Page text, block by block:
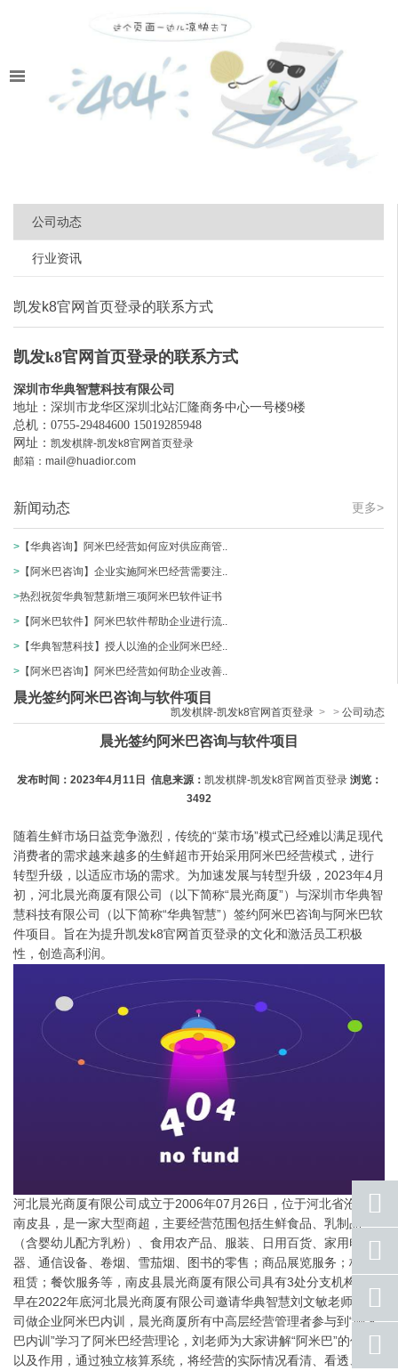
公司动态
行业资讯
凯发k8官网首页登录的联系方式
凯发k8官网首页登录的联系方式
深圳市华典智慧科技有限公司
地址：深圳市龙华区深圳北站汇隆商务中心一号楼9楼
总机：0755-29484600 15019285948
网址： 凯发棋牌-凯发k8官网首页登录
邮箱： mail@huadior.com
更多>
新闻动态
> 【华典咨询】阿米巴经营如何应对供应商管..
> 【阿米巴咨询】企业实施阿米巴经营需要注..
>热烈祝贺华典智慧新增三项阿米巴软件证书
> 【阿米巴软件】阿米巴软件帮助企业进行流..
> 【华典智慧科技】授人以渔的企业阿米巴经..
> 【阿米巴咨询】阿米巴经营如何助企业改善..
晨光签约阿米巴咨询与软件项目
凯发棋牌-凯发k8官网首页登录 > > 公司动态
晨光签约阿米巴咨询与软件项目
发布时间：2023年4月11日 信息来源： 凯发棋牌-凯发k8官网首页登录浏览：
3492
随着生鲜市场日益竞争激烈，传统的“菜市场”模式已经难以满足现代
消费者的需求越来越多的生鲜超市开始采用阿米巴经营模式，进行
转型升级，以适应市场的需求。 为加速发展与转型升级，2023年4月
初，河北晨光商厦有限公司（以下简称“晨光商厦”）与深圳市华典智
慧科技有限公司（以下简称“华典智慧”）签约阿米巴咨询与阿米巴软
件项目。旨在为提升凯发k8官网首页登录的文化和激活员工积极
性，创造高利润。
河北晨光商厦有限公司成立于2006年07月26日，位于河北省沧州市
南皮县，是一家大型商超，主要经营范围包括生鲜食品、乳制品
（含婴幼儿配方乳粉）、食用农产品、服装、日用百货、家用电
器、通信设备、卷烟、雪茄烟、图书的零售；商品展览服务；柜台
租赁；餐饮服务等，南皮县晨光商厦有限公司具有3处分支机构。
早在2022年底河北晨光商厦有限公司邀请华典智慧刘文敏老师去公
司做企业阿米巴内训，晨光商厦所有中高层经营管理者参与到“阿米
巴内训”学习了阿米巴经营理论，刘老师为大家讲解“阿米巴”的优势
以及作用，通过独立核算系统，将经营的实际情况看清、看透、看
座机
手机
qq